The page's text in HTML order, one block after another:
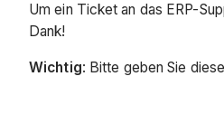
Um ein Ticket an das ERP-
Dank!
Wichtig: Bitte geben Sie